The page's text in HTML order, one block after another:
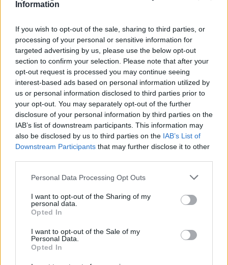
Information
If you wish to opt-out of the sale, sharing to third parties, or
processing of your personal or sensitive information for
targeted advertising by us, please use the below opt-out
section to confirm your selection. Please note that after your
opt-out request is processed you may continue seeing
interest-based ads based on personal information utilized by
us or personal information disclosed to third parties prior to
your opt-out. You may separately opt-out of the further
disclosure of your personal information by third parties on the
IAB’s list of downstream participants. This information may
also be disclosed by us to third parties on the IAB’s List of
Downstream Participants that may further disclose it to other
Please note that this website/app uses one or more Google
not limited to your visit or usage behaviour. You may click to
grant or deny consent to Google and its third-party tags to
use your data for below specified purposes in below Google
consent section.
Personal Data Processing Opt Outs
I want to opt-out of the Sharing of my
personal data.
Opted In
I want to opt-out of the Sale of my
Personal Data.
Opted In
Redazione Sport Magazine · 16 Giu 2021
Belinelli, niente Preolimpico
L'ex NBA: "Questa estate non sarò con la nazionale, ma
sosterrò i ragazzi in ogni modo".
Redazione Sport Magazine · 15 Giu 2021
Italbasket, ecco i convocati per il torneo di
Amburgo
Il ct Meo Sacchetti ha diramato la lista dei convocati per